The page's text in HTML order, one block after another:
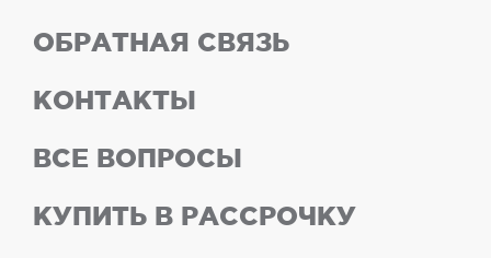
ОБРАТНАЯ СВЯЗЬ
КОНТАКТЫ
ВСЕ ВОПРОСЫ
КУПИТЬ В РАССРОЧКУ